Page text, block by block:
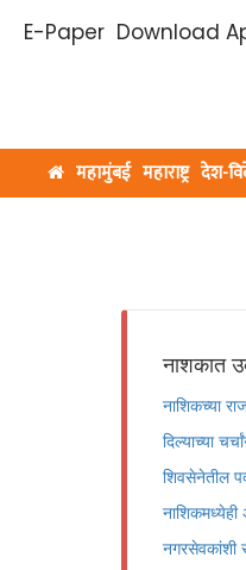
E-Paper Download
महामुंबई महाराष्ट्र देश-
नाशकात
नाशिकच्या
दिल्याच्या
शिवसेनेतील
नगरसेवकांशी